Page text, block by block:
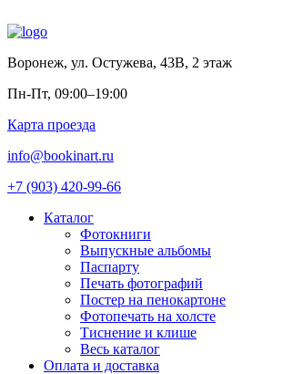
Воронеж, ул. Остужева, 43В, 2 этаж
Пн-Пт, 09:00–19:00
Карта проезда
info@bookinart.ru
+7 (903) 420-99-66
Каталог
Фотокниги
Выпускные альбомы
Паспарту
Печать фотографий
Постер на пенокартоне
Фотопечать на холсте
Тиснение и клише
Весь каталог
Оплата и доставка